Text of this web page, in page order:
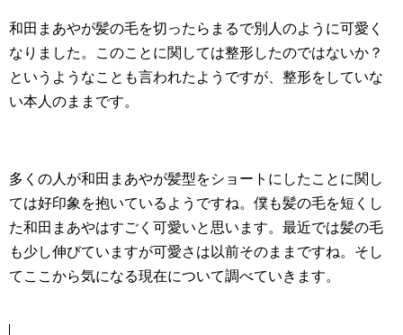
和田まあやが髪の毛を切ったらまるで別人のように可愛く
なりました。このことに関しては整形したのではないか？
というようなことも言われたようですが、整形をしていな
い本人のままです。
多くの人が和田まあやが髪型をショートにしたことに関し
ては好印象を抱いているようですね。僕も髪の毛を短くし
た和田まあやはすごく可愛いと思います。最近では髪の毛
も少し伸びていますが可愛さは以前そのままですね。そし
てここから気になる現在について調べていきます。